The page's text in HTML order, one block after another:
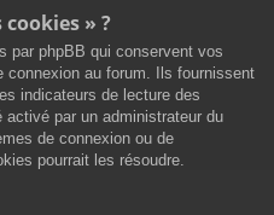
» ?
par phpBB qui conservent vos
connexion au forum. Ils fournissent
indicateurs de lecture des
par un administrateur du
de connexion ou de
pourrait les résoudre.